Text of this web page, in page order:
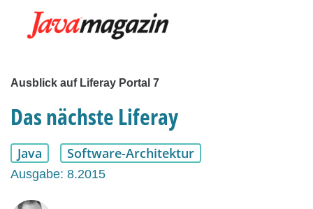
Ausblick auf Liferay Portal 7
Das nächste Liferay
Java Software-Architektur
Ausgabe: 8.2015